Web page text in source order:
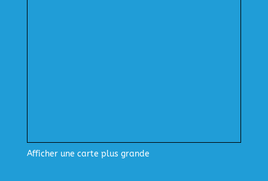
Afficher une carte plus grande